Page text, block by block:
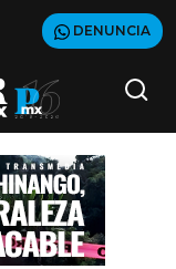
DENUNCIA